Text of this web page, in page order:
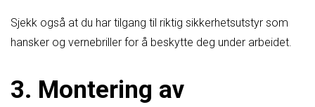
Sjekk også at du har tilgang til riktig sikkerhetsutstyr som
hansker og vernebriller for å beskytte deg under arbeidet.
3. Montering av